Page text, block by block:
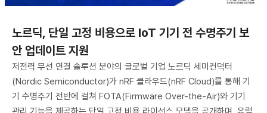
노르딕, 단일 고정 비용으로 IoT 기기 전 수명주기 보
안 업데이트 지원
저전력 무선 연결 솔루션 분야의 글로벌 기업 노르딕 세미컨덕터
(Nordic Semiconductor)가 nRF 클라우드(nRF Cloud)를 통해 기
기 수명주기 전반에 걸쳐 FOTA(Firmware Over-the-Air)와 기기